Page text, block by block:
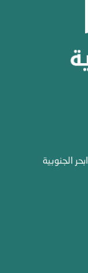
الجنوبية